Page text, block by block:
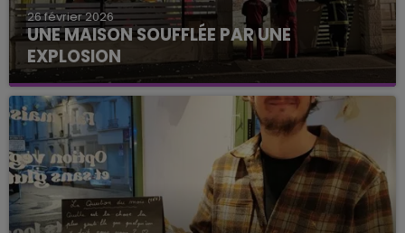
26 février 2026
UNE MAISON SOUFFLÉE PAR UNE
EXPLOSION